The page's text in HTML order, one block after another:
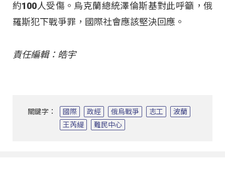
約100人受傷。烏克蘭總統澤倫斯基對此呼籲，俄
羅斯犯下戰爭罪，國際社會應該堅決回應。
責任編輯：皓宇
關鍵字： 國際 政經 俄烏戰爭 志工
波蘭
王芮緹
難民中心